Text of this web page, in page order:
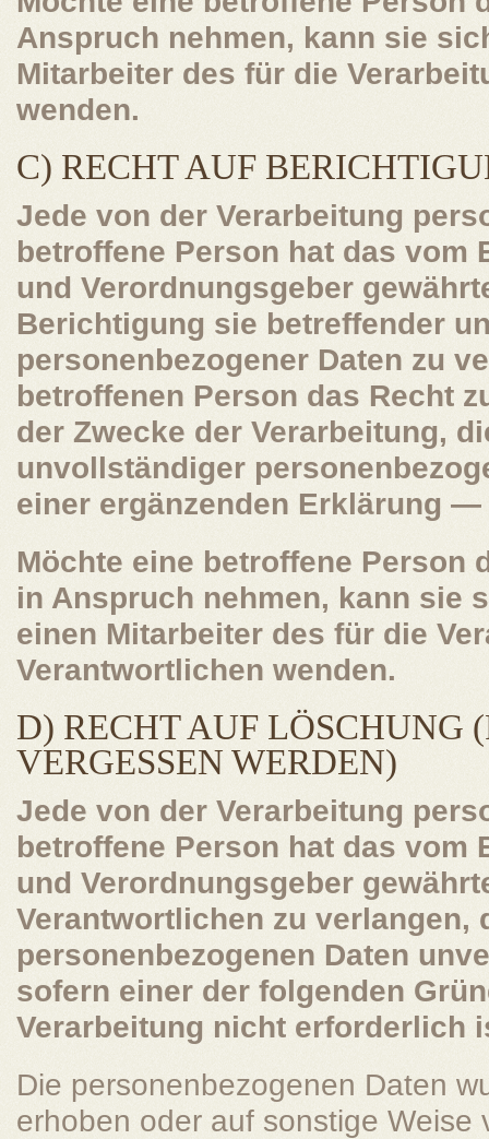
Anspruch nehmen, kann sie
Mitarbeiter des für die
wenden.
C) RECHT AUF
Jede von der Verarbeitung
betroffene Person hat das vom
und Verordnungsgeber
Berichtigung sie betreffender
personenbezogener Daten zu
betroffenen Person das Recht
der Zwecke der Verarbeitung,
unvollständiger
einer ergänzenden Erklärung —
Möchte eine betroffene Person
in Anspruch nehmen, kann sie
einen Mitarbeiter des für die
Verantwortlichen wenden.
D) RECHT AUF LÖSCHUNG
VERGESSEN WERDEN)
Jede von der Verarbeitung
betroffene Person hat das vom
und Verordnungsgeber
Verantwortlichen zu verlangen,
personenbezogenen Daten
sofern einer der folgenden
Verarbeitung nicht erforderlich
Die personenbezogenen Daten
erhoben oder auf sonstige Weise